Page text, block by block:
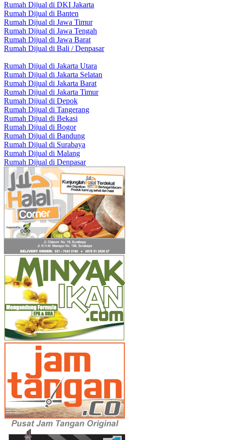
Rumah Dijual di DKI Jakarta
Rumah Dijual di Banten
Rumah Dijual di Jawa Timur
Rumah Dijual di Jawa Tengah
Rumah Dijual di Jawa Barat
Rumah Dijual di Bali / Denpasar
Rumah Dijual di Jakarta Utara
Rumah Dijual di Jakarta Selatan
Rumah Dijual di Jakarta Barat
Rumah Dijual di Jakarta Timur
Rumah Dijual di Depok
Rumah Dijual di Tangerang
Rumah Dijual di Bekasi
Rumah Dijual di Bogor
Rumah Dijual di Bandung
Rumah Dijual di Surabaya
Rumah Dijual di Malang
Rumah Dijual di Denpasar